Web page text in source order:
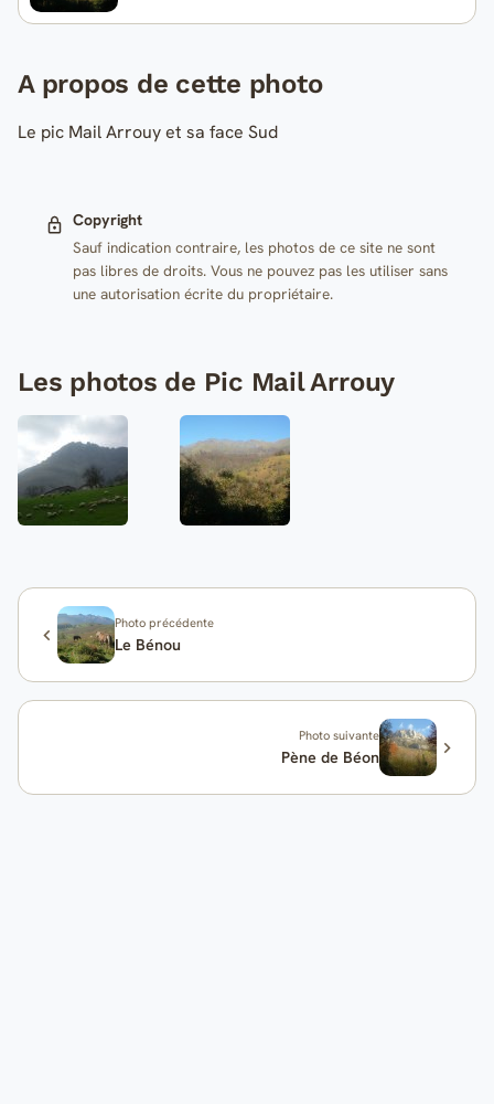
A propos de cette photo
Le pic Mail Arrouy et sa face Sud
Copyright
Sauf indication contraire, les photos de ce site ne sont
pas libres de droits. Vous ne pouvez pas les utiliser sans
une autorisation écrite du propriétaire.
Les photos de Pic Mail Arrouy
Photo précédente
Le Bénou
Photo suivante
Pène de Béon